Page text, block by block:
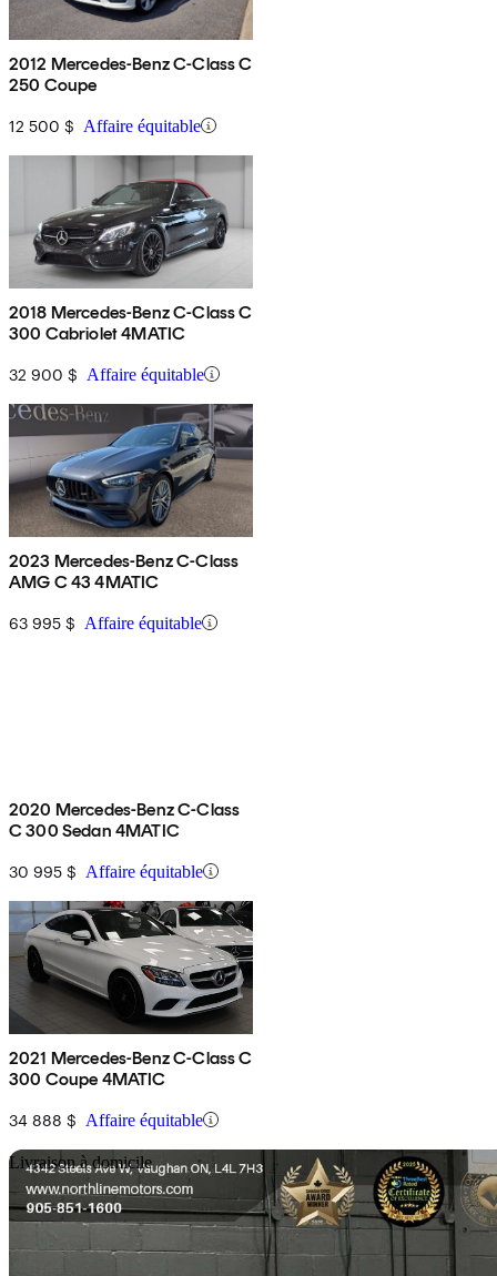
2012 Mercedes-Benz C-Class C
250 Coupe
12 500 $ Affaire équitable
2018 Mercedes-Benz C-Class C
300 Cabriolet 4MATIC
32 900 $ Affaire équitable
2023 Mercedes-Benz C-Class
AMG C 43 4MATIC
63 995 $ Affaire équitable
2020 Mercedes-Benz C-Class
C 300 Sedan 4MATIC
30 995 $ Affaire équitable
2021 Mercedes-Benz C-Class C
300 Coupe 4MATIC
34 888 $ Affaire équitable
Livraison à domicile